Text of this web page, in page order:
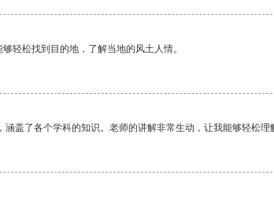
轻松找到目的地，了解当地的风土人情。
盖了各个学科的知识。老师的讲解非常生动，让我能够轻松理